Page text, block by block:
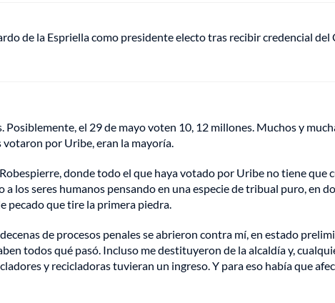
de la Espriella como presidente electo tras recibir credencial del
el 29 de mayo voten 10, 12 millones. Muchos y
votaron por Uribe, eran la mayoría.
donde todo el que haya votado por Uribe no tiene
a los seres humanos pensando en una especie de tribual puro, en
pecado que tire la primera piedra.
de procesos penales se abrieron contra mí, en estado
todos qué pasó. Incluso me destituyeron de la alcaldía y,
y recicladoras tuvieran un ingreso. Y para eso había que